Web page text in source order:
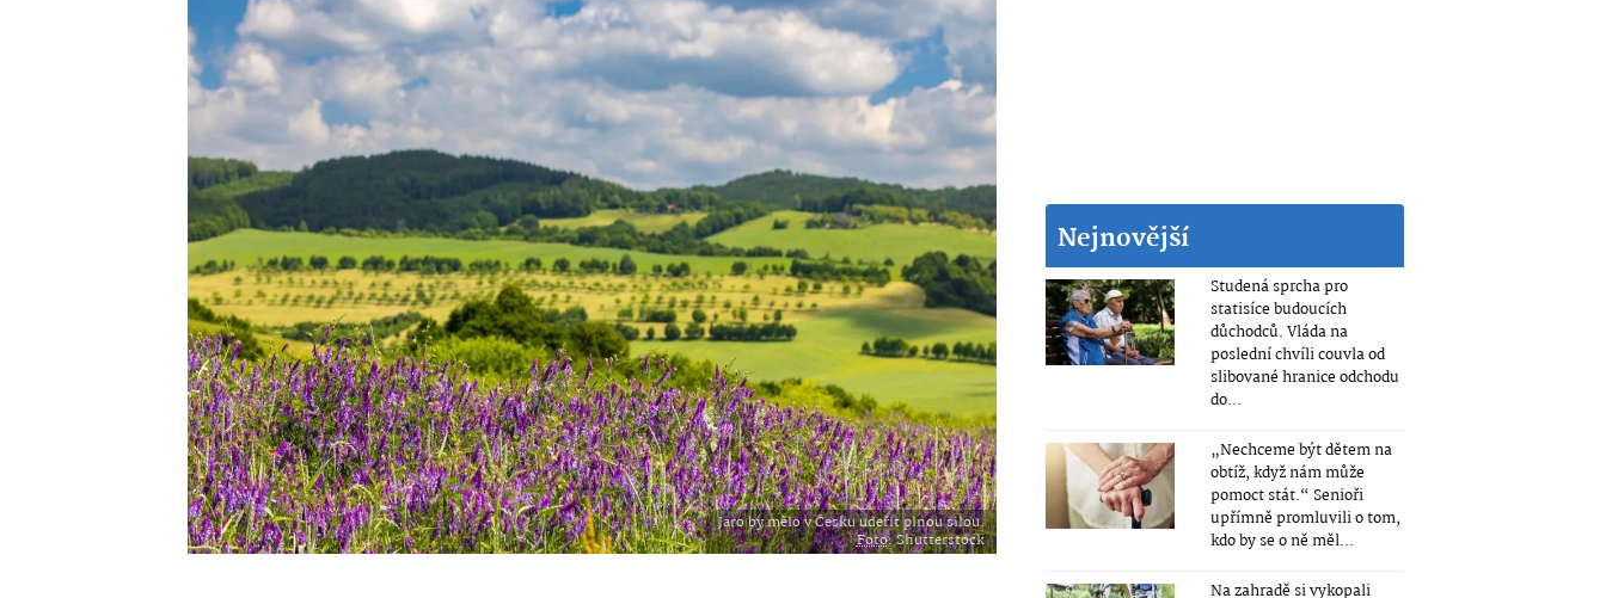
Jaro by mělo v Česku udeřit plnou silou.
Foto: Shutterstock
Nejnovější
Studená sprcha pro
statisíce budoucích
důchodců. Vláda na
poslední chvíli couvla od
slibované hranice odchodu
do...
„Nechceme být dětem na
obtíž, když nám může
pomoct stát.“ Senioři
upřímně promluvili o tom,
kdo by se o ně měl...
Na zahradě si vykopali